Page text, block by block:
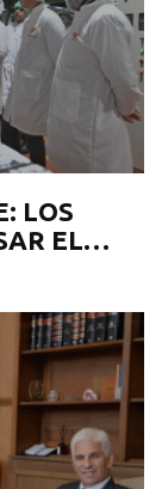
LOS
EL
LA